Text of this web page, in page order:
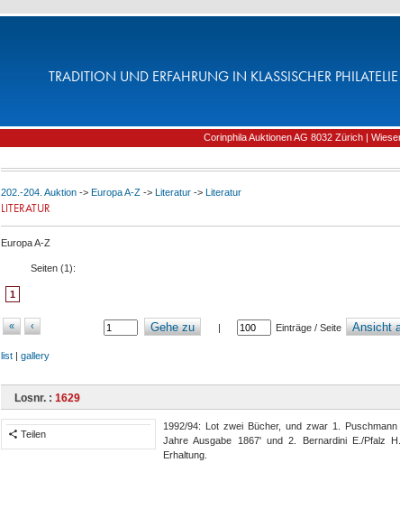
TRADITION UND ERFAHRUNG IN KLASSISCHER
Corinphila Auktionen AG 8032 Zürich |
202.-204. Auktion -> Europa A-Z -> Literatur -> Literatur
LITERATUR
Europa A-Z
Seiten (1):
1
« ‹ Gehe zu | Einträge / Seite Ansicht
list | gallery
Losnr. : 1629
Teilen
1992/94: Lot zwei Bücher, und zwar 1.
Jahre Ausgabe 1867' und 2. Bernardini E./Pfalz
Erhaltung.